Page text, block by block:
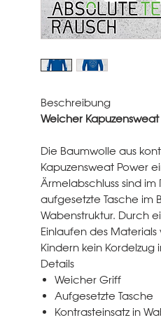
Beschreibung
Weicher
Die Baumwolle aus
Kapuzensweat Power
Ärmelabschluss sind
aufgesetzte Tasche im
Wabenstruktur. Durch
Einlaufen des
Kindern kein
Details
Weicher Griff
Aufgesetzte Tasche
Kontrasteinsatz in